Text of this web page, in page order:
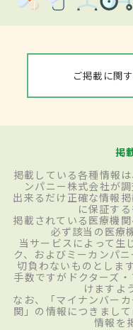
ご掲載に関
掲
掲載している各種情報
ンパニー株式会社が
出来るだけ正確な情報
に保証す
掲載されている医療機
必ず該当の医療
当サービスによって生
ク、およびミーカンパ
切負わないものとしま
手数ですがドクターズ
けますよ
なお、「マイナンバー
関」の情報につきまし
情報を